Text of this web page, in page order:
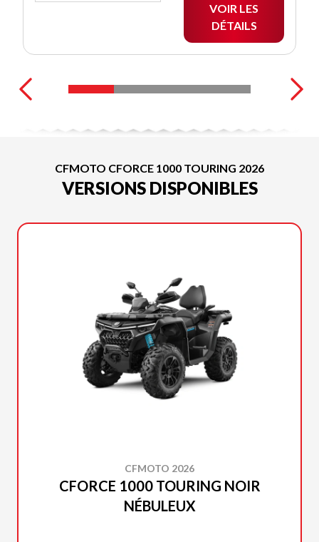
VOIR LES
DÉTAILS
CFMOTO CFORCE 1000 TOURING 2026
VERSIONS DISPONIBLES
CFMOTO 2026
CFORCE 1000 TOURING NOIR
NÉBULEUX